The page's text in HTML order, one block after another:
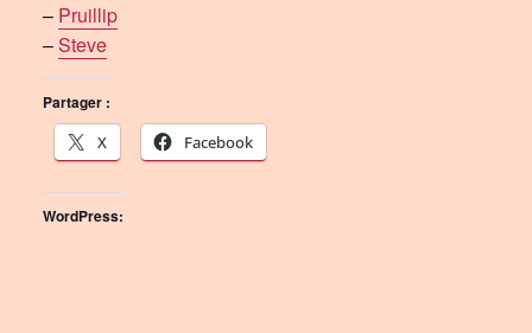
– Pruillip
–Steve
Partager :
X
Facebook
WordPress: